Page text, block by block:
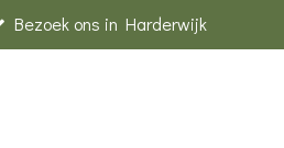
Bezoek ons in Harderwijk